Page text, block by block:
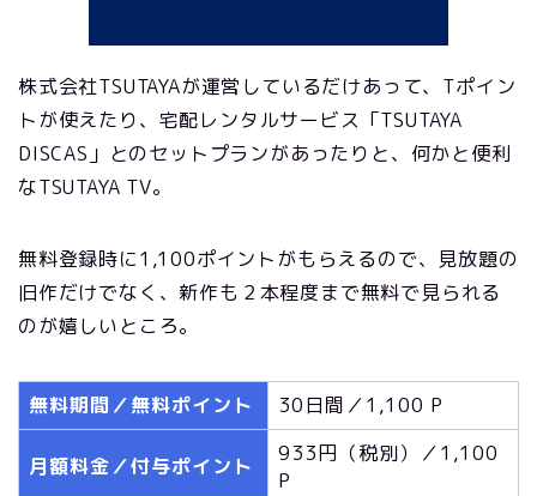
株式会社TSUTAYAが運営しているだけあって、Tポイン
トが使えたり、宅配レンタルサービス「TSUTAYA
DISCAS」とのセットプランがあったりと、何かと便利
なTSUTAYA TV。
無料登録時に1,100ポイントがもらえるので、見放題の
旧作だけでなく、新作も２本程度まで無料で見られる
のが嬉しいところ。
無料期間／無料ポイント 30日間／1,100 P
月額料金／付与ポイント
933円（税別）／1,100
P